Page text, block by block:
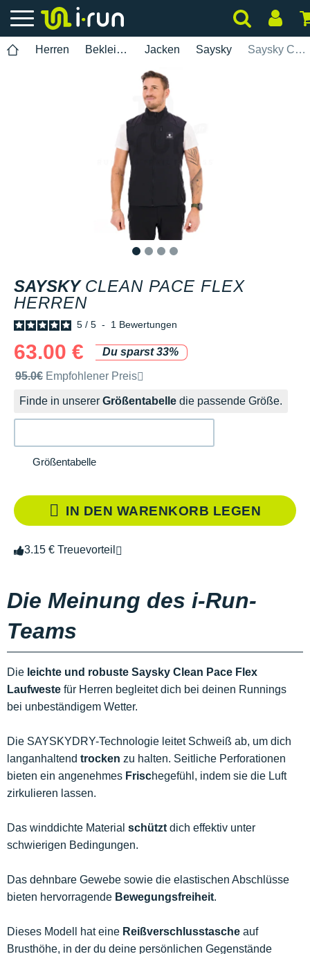
Herren Bekleidung Jacken Saysky Saysky Clean Pace Flex Herren
SAYSKY CLEAN PACE FLEX
HERREN
5 / 5 - 1 Bewertungen
63.00 €
Du sparst 33%
Unverbindliche Preisempfehlung der Marke
95.0€ Empfohlener Preis
Finde in unserer Größentabelle die passende Größe.
Größentabelle
IN DEN WARENKORB LEGEN
3.15 € Treuevorteil
Die Meinung des i-Run-
Teams
Die leichte und robuste Saysky Clean Pace Flex
Laufweste für Herren begleitet dich bei deinen Runnings
bei unbeständigem Wetter.
Die SAYSKYDRY-Technologie leitet Schweiß ab, um dich
langanhaltend trocken zu halten. Seitliche Perforationen
bieten ein angenehmes Frischegefühl, indem sie die Luft
zirkulieren lassen.
Das winddichte Material schützt dich effektiv unter
schwierigen Bedingungen.
Das dehnbare Gewebe sowie die elastischen Abschlüsse
bieten hervorragende Bewegungsfreiheit.
Dieses Modell hat eine Reißverschlusstasche auf
Brusthöhe, in der du deine persönlichen Gegenstände